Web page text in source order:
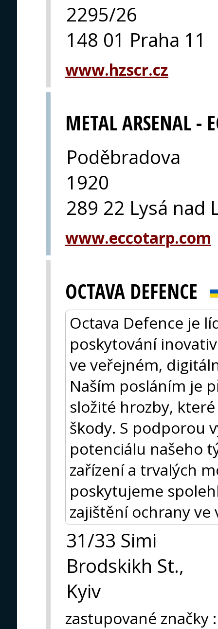
2295/26
148 01 Praha 11
www.hzscr.cz
METAL ARSENAL -
Poděbradova
1920
289 22 Lysá nad
www.eccotarp.com
OCTAVA DEFENCE
Octava Defence je
poskytování
ve veřejném,
Naším posláním je
složité hrozby,
škody. S podporou
potenciálu našeho
zařízení a trvalých
poskytujeme
zajištění ochrany ve
31/33 Simi
Brodskikh St.,
Kyiv
zastupované značky :